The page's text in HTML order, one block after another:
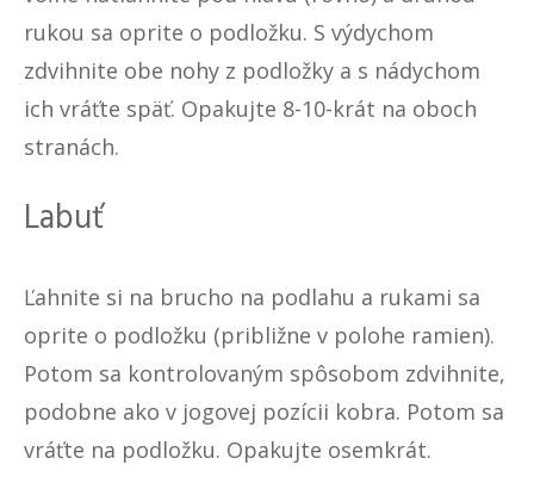
rukou sa oprite o podložku. S výdychom
zdvihnite obe nohy z podložky a s nádychom
ich vráťte späť. Opakujte 8-10-krát na oboch
stranách.
Labuť
Ľahnite si na brucho na podlahu a rukami sa
oprite o podložku (približne v polohe ramien).
Potom sa kontrolovaným spôsobom zdvihnite,
podobne ako v jogovej pozícii kobra. Potom sa
vráťte na podložku. Opakujte osemkrát.